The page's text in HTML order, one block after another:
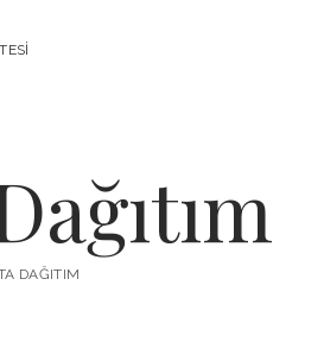
DAĞITIM